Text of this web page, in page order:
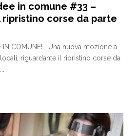
in comune #33 –
ripristino corse da parte
IN COMUNE! Una nuova mozione a
riguardante il ripristino corse da